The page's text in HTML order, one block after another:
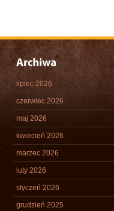
lipiec 2026
czerwiec 2026
maj 2026
kwiecień 2026
marzec 2026
luty 2026
styczeń 2026
grudzień 2025